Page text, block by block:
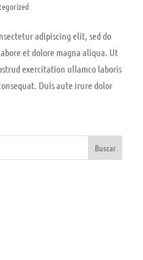
adipiscing elit, sed do
et dolore magna aliqua. Ut
exercitation ullamco laboris
Duis aute irure dolor